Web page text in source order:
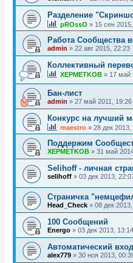
Разделение
pROssO » 15 сен
Работа Сообщества
admin » 22 авг 2015, 22:23
Коллективный
XEPMETKOB » 17 май
Бан-лист
admin » 27 май 2011, 19:26
Конкурс на лучший
maestro » 28 дек 2013,
Поддержим
XEPMETKOB » 31 май
Selihoff - личная
selihoff » 03 дек 2013,
Страничка
Head_Check » 08 дек
100 Сообщений
Energo » 03 дек 2013, 13:14
Автоматический
alex779 » 30 ноя 2013,